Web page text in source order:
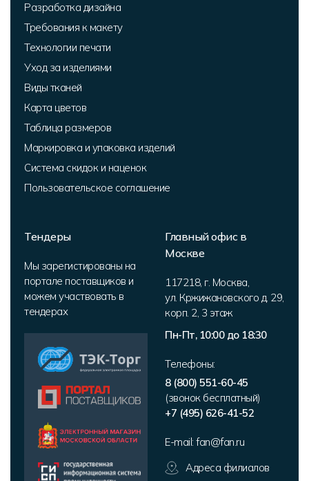
Разработка дизайна
Требования к макету
Технологии печати
Уход за изделиями
Виды тканей
Карта цветов
Таблица размеров
Маркировка и упаковка изделий
Система скидок и наценок
Пользовательское соглашение
Тендеры
Мы зарегистированы на
портале поставщиков и
можем участвовать в
тендерах
Главный офис в
Москве
117218, г. Москва
ул. Кржижановского д. 29,
корп. 2 3 этаж
Пн-Пт, 10:00 до 18:30
Телефоны:
8 (800) 551-60-45
(звонок бесплатный)
+7 (495) 626-41-52
E-mail: fan@fan.ru
Адреса филиалов